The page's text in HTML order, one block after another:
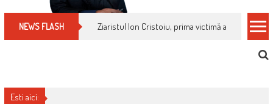
NEWS FLASH Cum îți schimbi, rapid, gratuit și eficient,
Esti aici: